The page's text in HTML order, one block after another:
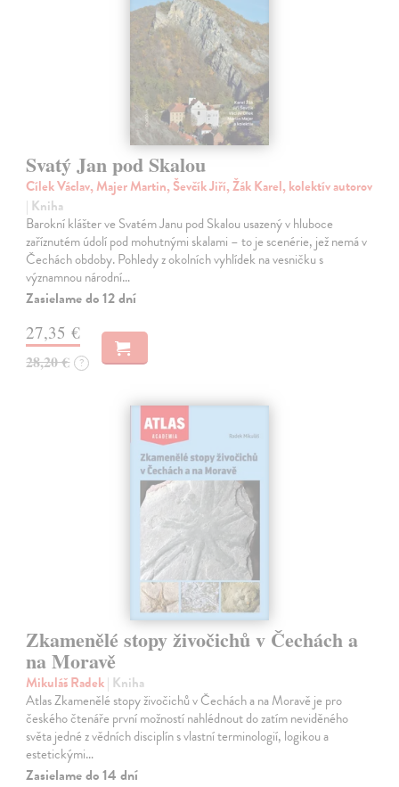
Svatý Jan pod Skalou
Cílek Václav, Majer Martin, Ševčík Jiří, Žák Karel, kolektív autorov
| Kniha
Barokní klášter ve Svatém Janu pod Skalou usazený v hluboce
zaříznutém údolí pod mohutnými skalami – to je scenérie, jež nemá v
Čechách obdoby. Pohledy z okolních vyhlídek na vesničku s
významnou národní…
Zasielame do 12 dní
27,35 €
28,20 € ?
Zkamenělé stopy živočichů v Čechách a
na Moravě
Mikuláš Radek| Kniha
Atlas Zkamenělé stopy živočichů v Čechách a na Moravě je pro
českého čtenáře první možností nahlédnout do zatím neviděného
světa jedné z vědních disciplín s vlastní terminologií, logikou a
estetickými…
Zasielame do 14 dní